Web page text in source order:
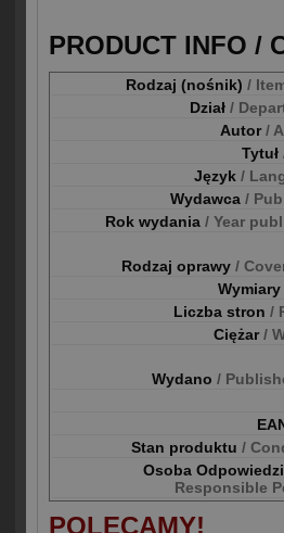
PRODUCT INFO /
Rodzaj (nośnik) /
Dział /
Autor/
Tytuł
Język /
Wydawca /
Rok wydania / Year
Rodzaj oprawy /
Wymiary
Liczba stron /
Ciężar/
Wydano /
Stan produktu /
Osoba
Responsible
POLECAMY!